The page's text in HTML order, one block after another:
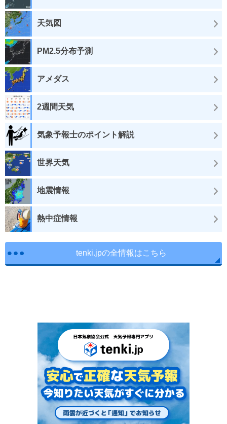
天気図
PM2.5分布予測
アメダス
2週間天気
気象予報士のポイント解説
世界天気
地震情報
熱中症情報
tenki.jpの全情報はこちら